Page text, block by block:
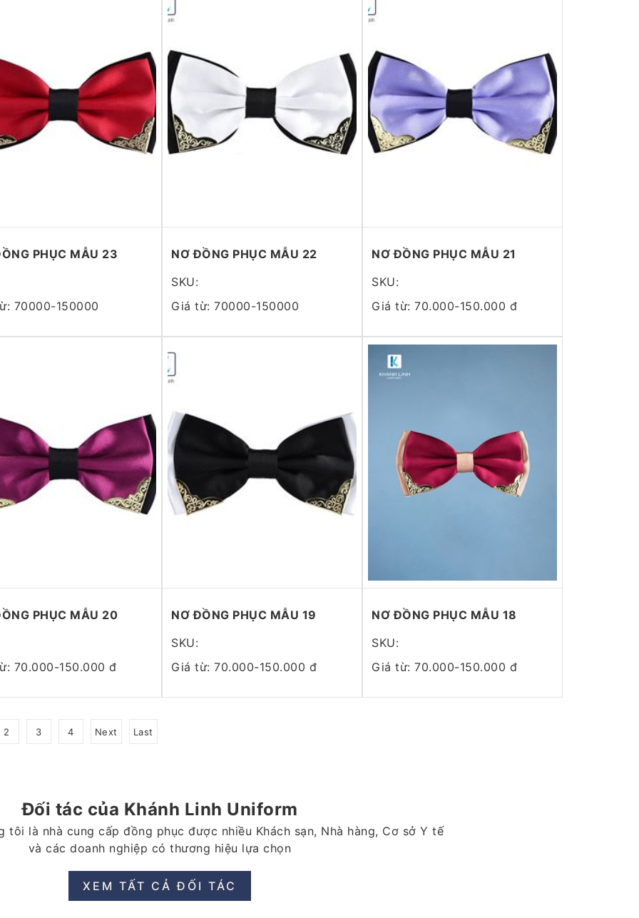
PHỤC MẪU 23
70000-150000
NƠ ĐỒNG PHỤC MẪU 22
SKU:
Giá từ: 70000-150000
NƠ ĐỒNG PHỤC MẪU 21
SKU:
Giá từ: 70.000-150.000 đ
PHỤC MẪU 20
70.000-150.000 đ
NƠ ĐỒNG PHỤC MẪU 19
SKU:
Giá từ: 70.000-150.000 đ
NƠ ĐỒNG PHỤC MẪU 18
SKU:
Giá từ: 70.000-150.000 đ
2 3 4 Next Last
Đối tác của Khánh Linh Uniform
tôi là nhà cung cấp đồng phục được nhiều Khách sạn, Nhà hàng, Cơ sở Y tế
và các doanh nghiệp có thương hiệu lựa chọn
XEM TẤT CẢ ĐỐI TÁC